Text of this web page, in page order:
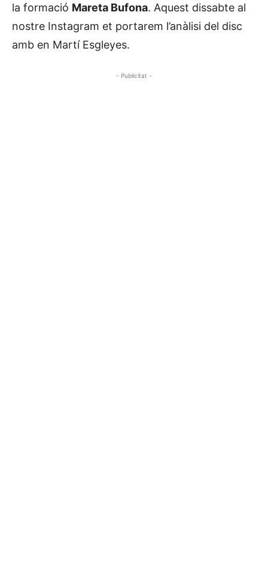
la formació Mareta Bufona. Aquest dissabte al
nostre Instagram et portarem l’anàlisi del disc
amb en Martí Esgleyes.
- Publicitat -